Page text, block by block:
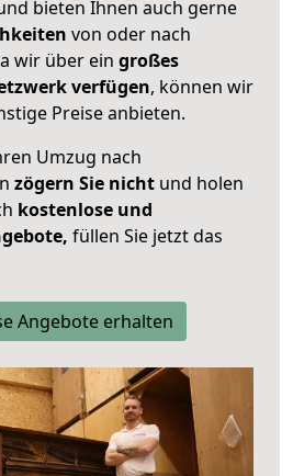
bieten Ihnen auch gerne
von oder nach
wir über ein großes
verfügen, können wir
Preise anbieten.
Umzug nach
zögern Sie nicht und holen
kostenlose und
füllen Sie jetzt das
Angebote erhalten